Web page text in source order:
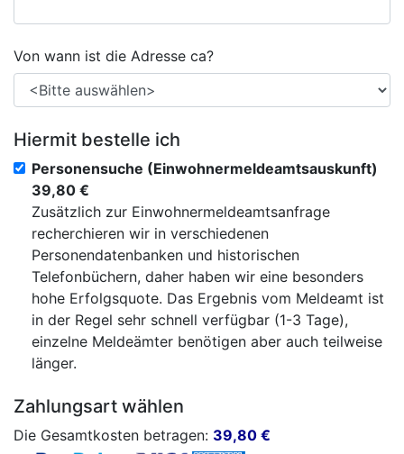
Von wann ist die Adresse ca?
Hiermit bestelle ich
Personensuche (Einwohnermeldeamtsauskunft)
39,80 €
Zusätzlich zur Einwohnermeldeamtsanfrage
recherchieren wir in verschiedenen
Personendatenbanken und historischen
Telefonbüchern, daher haben wir eine besonders
hohe Erfolgsquote. Das Ergebnis vom Meldeamt ist
in der Regel sehr schnell verfügbar (1-3 Tage),
einzelne Meldeämter benötigen aber auch teilweise
länger.
Zahlungsart wählen
Die Gesamtkosten betragen: 39,80 €